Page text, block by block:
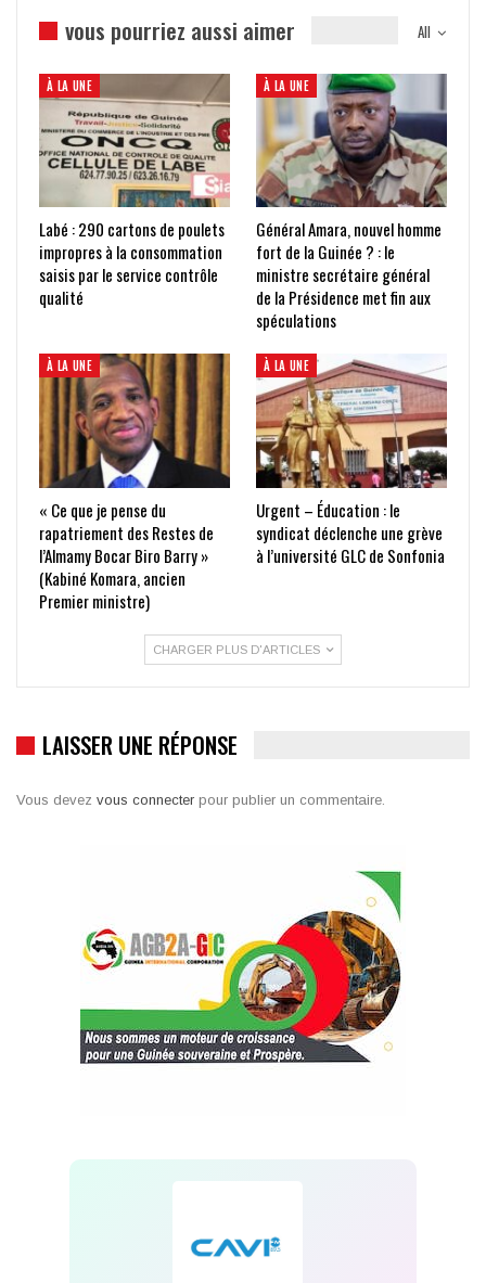
All
vous pourriez aussi aimer
À LA UNE
Labé : 290 cartons de poulets
impropres à la consommation
saisis par le service contrôle
qualité
À LA UNE
Général Amara, nouvel homme
fort de la Guinée ? : le
ministre secrétaire général
de la Présidence met fin aux
spéculations
À LA UNE
« Ce que je pense du
rapatriement des Restes de
l’Almamy Bocar Biro Barry »
(Kabiné Komara, ancien
Premier ministre)
À LA UNE
Urgent – Éducation : le
syndicat déclenche une grève
à l’université GLC de Sonfonia
CHARGER PLUS D'ARTICLES
LAISSER UNE RÉPONSE
Vous devez vous connecter pour publier un commentaire.